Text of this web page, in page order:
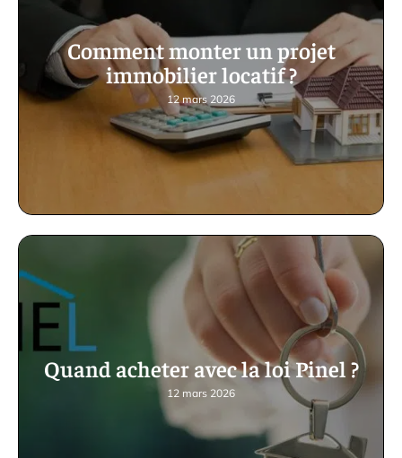
Comment monter un projet
immobilier locatif ?
12 mars 2026
Quand acheter avec la loi Pinel ?
12 mars 2026